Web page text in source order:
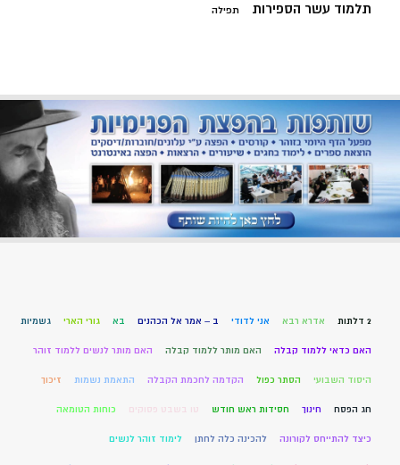
תלמוד עשר הספירות תפילה
2 דלתות אדרא רבא אני לדודי ב – אמר אל הכהנים בא גורי הארי גשמיות
האם כדאי ללמוד קבלה האם מותר ללמוד קבלה האם מותר לנשים ללמוד זוהר
היסוד השבועי הסתר כפול הקדמה לחכמת הקבלה התאמת נשמות זיכוך
חג הפסח חינוך חסידות ראש חודש טו בשבט פסוקים כוחות הטומאה
כיצד להתייחס לקורונה להכינה כלה לחתן לימוד זוהר לנשים